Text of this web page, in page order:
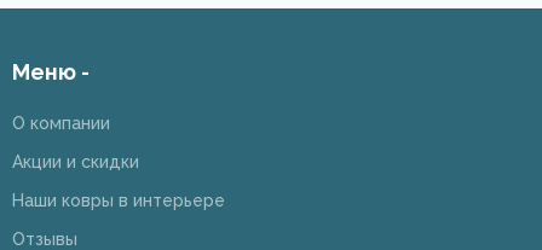
Меню -
О компании
Акции и скидки
Наши ковры в интерьере
Отзывы